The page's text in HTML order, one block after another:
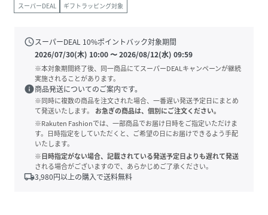
スーパーDEAL ギフトラッピング対象
scheduleスーパーDEAL 10%ポイントバック対象期間
2026/07/30(木) 10:00〜2026/08/12(水) 09:59
※本対象期間終了後、同一商品にてスーパーDEALキャンペーンが継続
実施されることがあります。
info商品発送についてのご案内です。
※同時に複数の商品を注文された場合、一番遅い発送予定日にまとめ
て発送いたします。
お急ぎの商品は、個別にご注文ください。
※Rakuten Fashionでは、一部商品でお届け日時をご指定いただけま
す。日時指定をしていただくと、ご希望の日にお届けできるよう手配
いたします。
※日時指定がない場合、記載されている発送予定日よりも遅れて発送
される場合がございますので、あらかじめご了承ください。
local_shipping3,980円以上の購入で送料無料